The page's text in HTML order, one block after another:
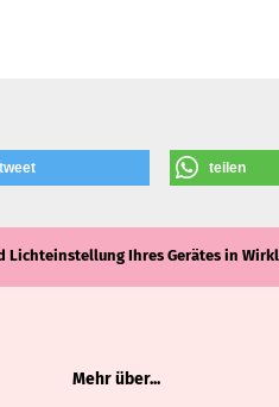
tweet teilen
Lichteinstellung Ihres Gerätes in
Mehr über...